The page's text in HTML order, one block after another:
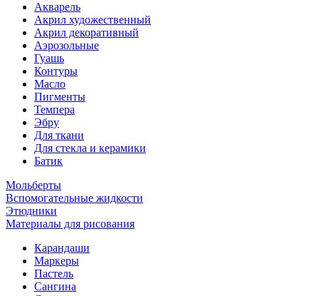
Акварель
Акрил художественный
Акрил декоративный
Аэрозольные
Гуашь
Контуры
Масло
Пигменты
Темпера
Эбру
Для ткани
Для стекла и керамики
Батик
Мольберты
Вспомогательные жидкости
Этюдники
Материалы для рисования
Карандаши
Маркеры
Пастель
Сангина